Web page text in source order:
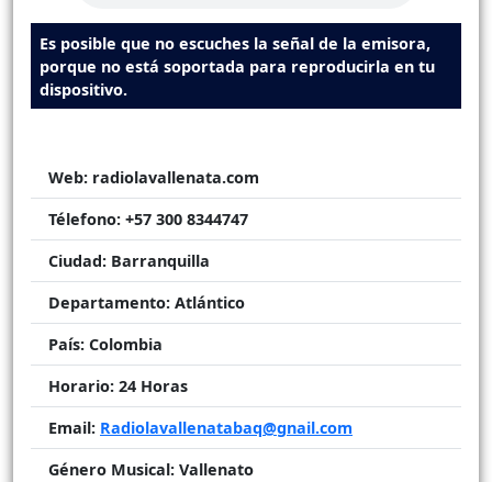
Es posible que no escuches la señal de la emisora,
porque no está soportada para reproducirla en tu
dispositivo.
Web: radiolavallenata.com
Télefono: +57 300 8344747
Ciudad: Barranquilla
Departamento: Atlántico
País: Colombia
Horario: 24 Horas
Email: Radiolavallenatabaq@gnail.com
Género Musical: Vallenato